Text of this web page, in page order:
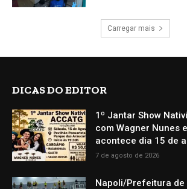
Carregar mais
DICAS DO EDITOR
1º Jantar Show
com Wagner Nunes
acontece dia 15 de
7 de agosto de 2026
Napoli/Prefeitura de